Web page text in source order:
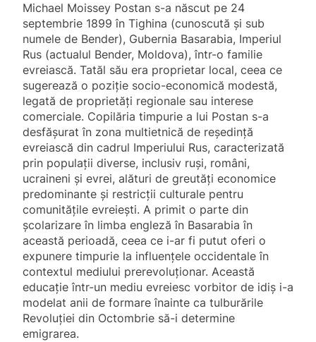
Michael Moissey Postan s-a născut pe 24
septembrie 1899 în Tighina (cunoscută și sub
numele de Bender), Gubernia Basarabia, Imperiul
Rus (actualul Bender, Moldova), într-o familie
evreiască. Tatăl său era proprietar local, ceea ce
sugerează o poziție socio-economică modestă,
legată de proprietăți regionale sau interese
comerciale. Copilăria timpurie a lui Postan s-a
desfășurat în zona multietnică de reședință
evreiască din cadrul Imperiului Rus, caracterizată
prin populații diverse, inclusiv ruși, români,
ucraineni și evrei, alături de greutăți economice
predominante și restricții culturale pentru
comunitățile evreiești. A primit o parte din
școlarizare în limba engleză în Basarabia în
această perioadă, ceea ce i-ar fi putut oferi o
expunere timpurie la influențele occidentale în
contextul mediului prerevoluționar. Această
educație într-un mediu evreiesc vorbitor de idiș i-a
modelat anii de formare înainte ca tulburările
Revoluției din Octombrie să-i determine
emigrarea.